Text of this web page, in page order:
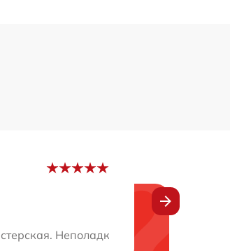
Я рекомендую всем это место для
Неполадки устранили